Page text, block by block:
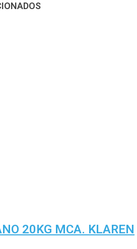
20KG MCA. KLAREN